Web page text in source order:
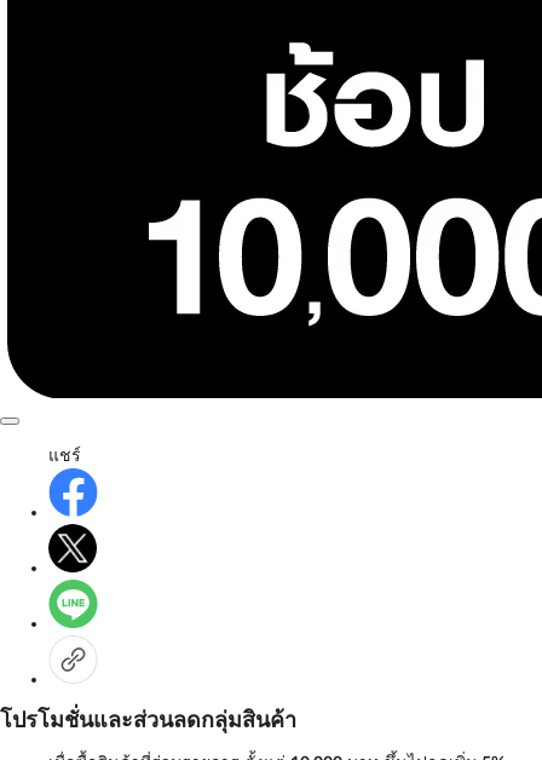
แชร์
โปรโมชั่นและส่วนลดกลุ่มสินค้า